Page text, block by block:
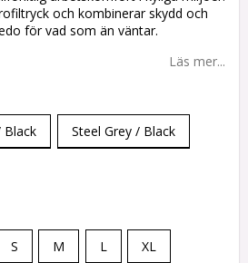
och kombinerar skydd och
för vad som än väntar.
Läs mer...
Black Steel Grey / Black
S M L XL